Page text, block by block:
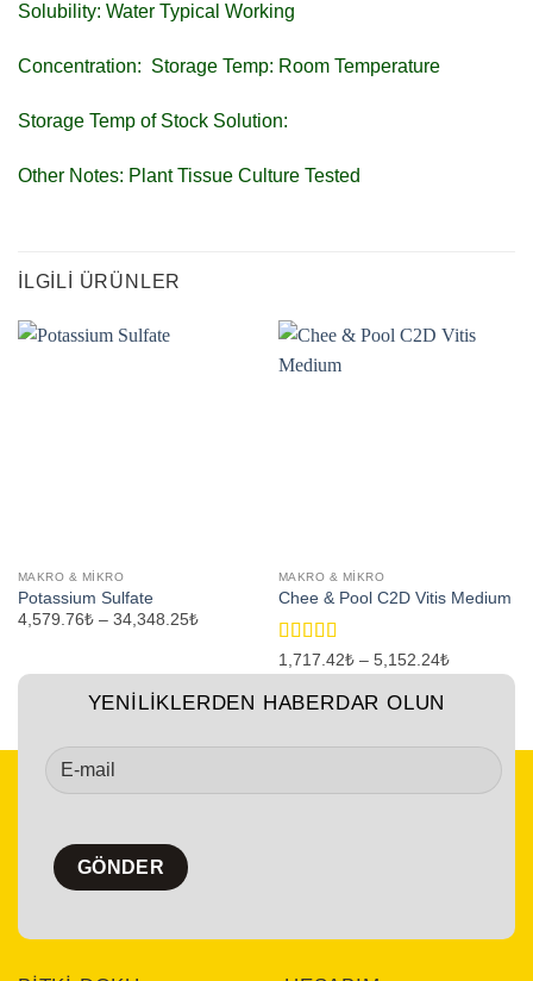
Solubility: Water Typical Working
Concentration: Storage Temp: Room Temperature
Storage Temp of Stock Solution:
Other Notes: Plant Tissue Culture Tested
İLGILI ÜRÜNLER
MAKRO & MIKRO
Potassium Sulfate
4,579.76₺ – 34,348.25₺Fiyat
MAKRO & MIKRO
Chee & Pool C2D Vitis Medium
5 üzerinden
5.00oy aldı
1,717.42₺ – 5,152.24₺Fiyat
aralığı:
YENİLİKLERDEN HABERDAR OLUN